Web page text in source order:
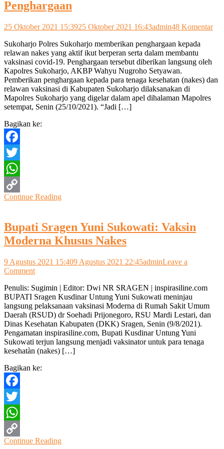
Penghargaan
25 Oktober 2021 15:3925 Oktober 2021 16:43admin48 Komentar
Sukoharjo Polres Sukoharjo memberikan penghargaan kepada
relawan nakes yang aktif ikut berperan serta dalam membantu
vaksinasi covid-19. Penghargaan tersebut diberikan langsung oleh
Kapolres Sukoharjo, AKBP Wahyu Nugroho Setyawan.
Pemberikan penghargaan kepada para tenaga kesehatan (nakes) dan
relawan vaksinasi di Kabupaten Sukoharjo dilaksanakan di
Mapolres Sukoharjo yang digelar dalam apel dihalaman Mapolres
setempat, Senin (25/10/2021). “Jadi […]
Bagikan ke:
Facebook
Twitter
WhatsApp
Copy
Continue Reading
Bupati Sragen Yuni Sukowati: Vaksin
Moderna Khusus Nakes
9 Agustus 2021 15:409 Agustus 2021 22:45adminLeave a
Commenton
Sragen
Yuni
Sukowati:
Vaksin
Moderna
Khusus
Nakes
Penulis: Sugimin | Editor: Dwi NR SRAGEN | inspirasiline.com
BUPATI Sragen Kusdinar Untung Yuni Sukowati meninjau
langsung pelaksanaan vaksinasi Moderna di Rumah Sakit Umum
Daerah (RSUD) dr Soehadi Prijonegoro, RSU Mardi Lestari, dan
Dinas Kesehatan Kabupaten (DKK) Sragen, Senin (9/8/2021).
Pengamatan inspirasiline.com, Bupati Kusdinar Untung Yuni
Sukowati terjun langsung menjadi vaksinator untuk para tenaga
kesehatàn (nakes) […]
Bagikan ke:
Facebook
Twitter
WhatsApp
Copy
Continue Reading